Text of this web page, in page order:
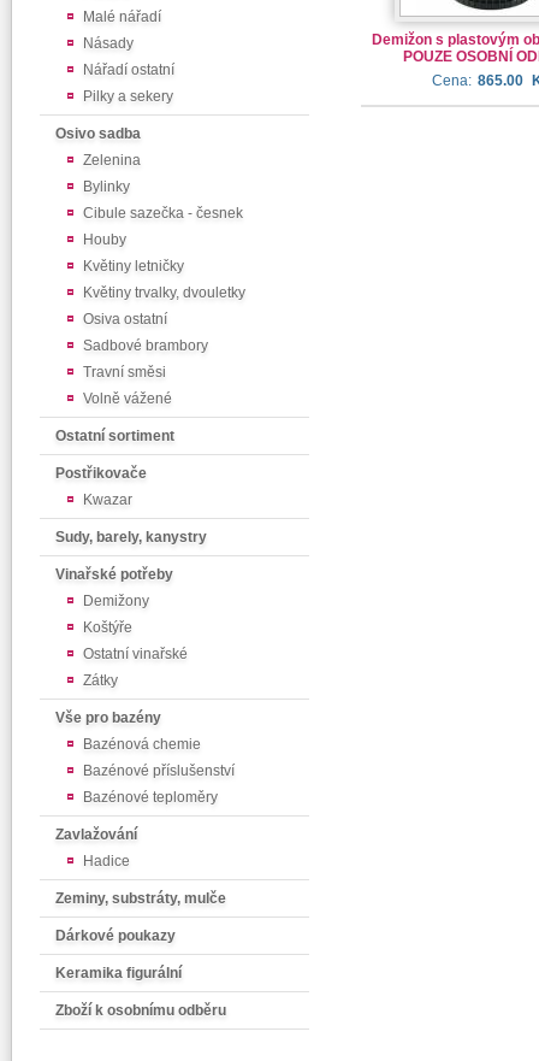
Malé nářadí
Násady
Nářadí ostatní
Pilky a sekery
Osivo sadba
Zelenina
Bylinky
Cibule sazečka - česnek
Houby
Květiny letničky
Květiny trvalky, dvouletky
Osiva ostatní
Sadbové brambory
Travní směsi
Volně vážené
Ostatní sortiment
Postřikovače
Kwazar
Sudy, barely, kanystry
Vinařské potřeby
Demižony
Koštýře
Ostatní vinařské
Zátky
Vše pro bazény
Bazénová chemie
Bazénové příslušenství
Bazénové teploměry
Zavlažování
Hadice
Zeminy, substráty, mulče
Dárkové poukazy
Keramika figurální
Zboží k osobnímu odběru
Demižon s plastovým
POUZE OSOBNÍ
Cena: 865.00